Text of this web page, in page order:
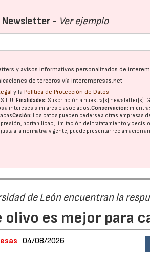
Newsletter - Ver ejemplo
y avisos informativos personalizados de
de terceros vía interempresas.net
y la Política de Protección de Datos
Finalidades: Suscripción a nuestra(s) newsletter(s).
a intereses similares o asociados.Conservación:
Cesión: Los datos pueden cederse a otras empresas
portabilidad, limitación del tratatamiento y
a la normativa vigente, puede presentar reclamación
de León encuentran la
olivo es mejor para
04/08/2026
23/07/